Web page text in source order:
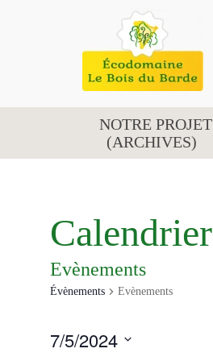
NOTRE PROJET
(ARCHIVES)
Calendrier
Evènements
Évènements Evènements
FOR
7/5/2024